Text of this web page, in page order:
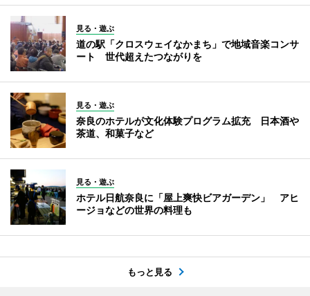
見る・遊ぶ
道の駅「クロスウェイなかまち」で地域音楽コンサ
ート 世代超えたつながりを
見る・遊ぶ
奈良のホテルが文化体験プログラム拡充 日本酒や
茶道、和菓子など
見る・遊ぶ
ホテル日航奈良に「屋上爽快ビアガーデン」 アヒ
ージョなどの世界の料理も
もっと見る